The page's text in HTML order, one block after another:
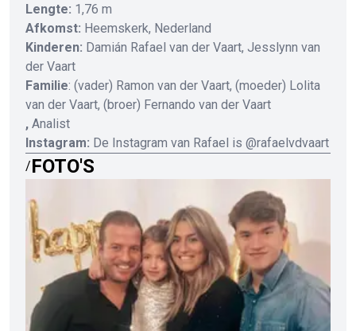
Lengte: 1,76 m
Afkomst: Heemskerk, Nederland
Kinderen: Damián Rafael van der Vaart, Jesslynn van
der Vaart
Familie: (vader) Ramon van der Vaart, (moeder) Lolita
van der Vaart, (broer) Fernando van der Vaart
, Analist
Instagram: De Instagram van Rafael is @rafaelvdvaart
/FOTO'S